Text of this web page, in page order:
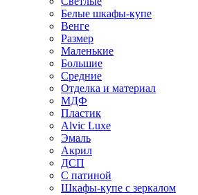
Белые шкафы-купе
Венге
Размер
Маленькие
Большие
Средние
Отделка и материал
МДФ
Пластик
Alvic Luxe
Эмаль
Акрил
ДСП
С патиной
Шкафы-купе с зеркалом